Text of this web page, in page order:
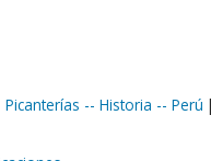
Picanterías -- Historia -- Perú